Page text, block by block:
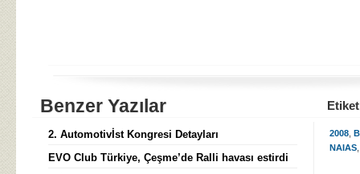
Benzer Yazılar
2. Automotivİst Kongresi Detayları
EVO Club Türkiye, Çeşme’de Ralli havası estirdi
2008
NAIAS